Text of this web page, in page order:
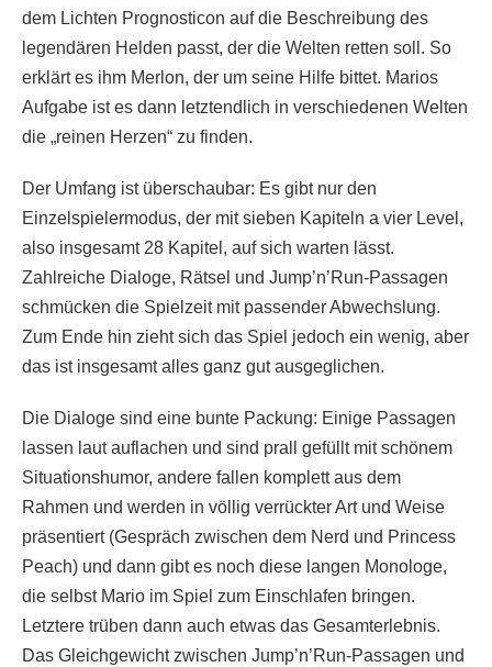
dem Lichten Prognosticon auf die Beschreibung des
legendären Helden passt, der die Welten retten soll. So
erklärt es ihm Merlon, der um seine Hilfe bittet. Marios
Aufgabe ist es dann letztendlich in verschiedenen Welten
die „reinen Herzen“ zu finden.
Der Umfang ist überschaubar: Es gibt nur den
Einzelspielermodus, der mit sieben Kapiteln a vier Level,
also insgesamt 28 Kapitel, auf sich warten lässt.
Zahlreiche Dialoge, Rätsel und Jump’n’Run-Passagen
schmücken die Spielzeit mit passender Abwechslung.
Zum Ende hin zieht sich das Spiel jedoch ein wenig, aber
das ist insgesamt alles ganz gut ausgeglichen.
Die Dialoge sind eine bunte Packung: Einige Passagen
lassen laut auflachen und sind prall gefüllt mit schönem
Situationshumor, andere fallen komplett aus dem
Rahmen und werden in völlig verrückter Art und Weise
präsentiert (Gespräch zwischen dem Nerd und Princess
Peach) und dann gibt es noch diese langen Monologe,
die selbst Mario im Spiel zum Einschlafen bringen.
Letztere trüben dann auch etwas das Gesamterlebnis.
Das Gleichgewicht zwischen Jump’n’Run-Passagen und